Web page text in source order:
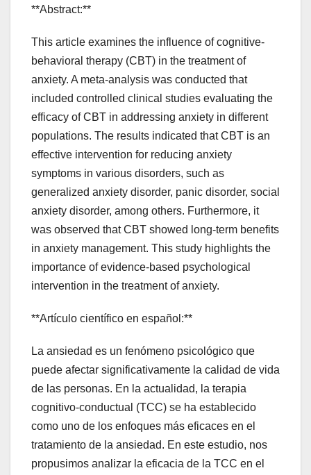
**Abstract:**
This article examines the influence of cognitive-
behavioral therapy (CBT) in the treatment of
anxiety. A meta-analysis was conducted that
included controlled clinical studies evaluating the
efficacy of CBT in addressing anxiety in different
populations. The results indicated that CBT is an
effective intervention for reducing anxiety
symptoms in various disorders, such as
generalized anxiety disorder, panic disorder, social
anxiety disorder, among others. Furthermore, it
was observed that CBT showed long-term benefits
in anxiety management. This study highlights the
importance of evidence-based psychological
intervention in the treatment of anxiety.
**Artículo científico en español:**
La ansiedad es un fenómeno psicológico que
puede afectar significativamente la calidad de vida
de las personas. En la actualidad, la terapia
cognitivo-conductual (TCC) se ha establecido
como uno de los enfoques más eficaces en el
tratamiento de la ansiedad. En este estudio, nos
propusimos analizar la eficacia de la TCC en el